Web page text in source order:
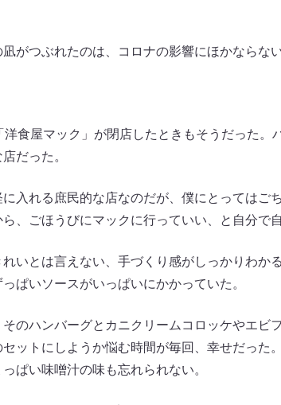
凪がつぶれたのは、コロナの影響にほかならな
洋食屋マック」が閉店したときもそうだった
だった。
入れる庶民的な店なのだが、僕にとってはご
、ごほうびにマックに行っていい、と自分で
いとは言えない、手づくり感がしっかりわか
ぱいソースがいっぱいにかかっていた。
そのハンバーグとカニクリームコロッケやエビ
セットにしようか悩む時間が毎回、幸せだっ
ぱい味噌汁の味も忘れられない。